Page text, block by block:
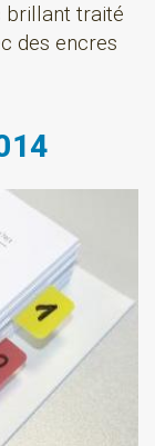
brillant traité
des encres